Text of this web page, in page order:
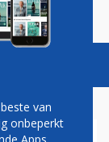
Vacatures
van
onbeperkt